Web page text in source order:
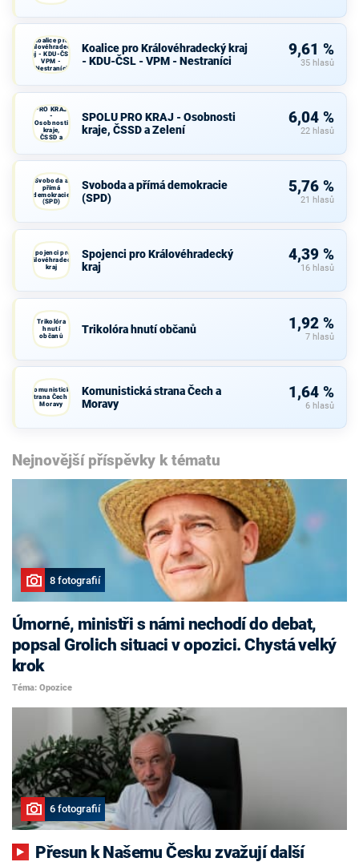
Koalice pro
Královéhradecký
kraj - KDU-ČSL -
VPM -
Nestraníci
Koalice pro Královéhradecký kraj
- KDU-ČSL - VPM - Nestraníci
9,61 %
35 hlasů
PRO KRAJ
-
Osobnosti
kraje,
ČSSD a
Zelení
SPOLU PRO KRAJ - Osobnosti
kraje, ČSSD a Zelení
6,04 %
22 hlasů
Svoboda a
přímá
demokracie
(SPD)
Svoboda a přímá demokracie
(SPD)
5,76 %
21 hlasů
Spojenci pro
Královéhradecký
kraj
Spojenci pro Královéhradecký
kraj
4,39 %
16 hlasů
Trikolóra
hnutí
občanů
Trikolóra hnutí občanů 1,92 %
7 hlasů
Komunistická
strana Čech a
Moravy
Komunistická strana Čech a
Moravy
1,64 %
6 hlasů
Nejnovější příspěvky k tématu
8 fotografií
Úmorné, ministři s námi nechodí do debat,
popsal Grolich situaci v opozici. Chystá velký
krok
Téma: Opozice
6 fotografií